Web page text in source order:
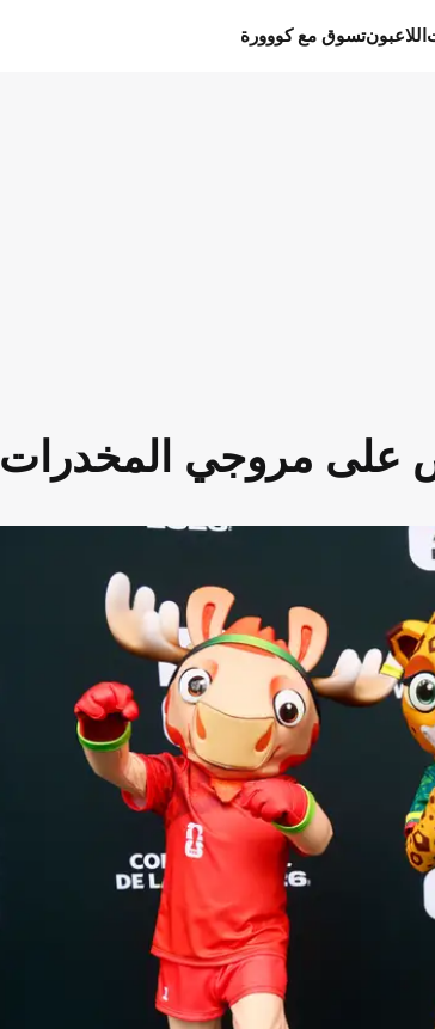
اللاعبونتسوق مع كووورة
على مروجي المخدرات